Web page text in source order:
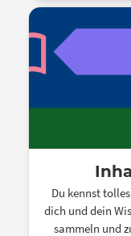
Du kennst
dich und dein
sammeln und